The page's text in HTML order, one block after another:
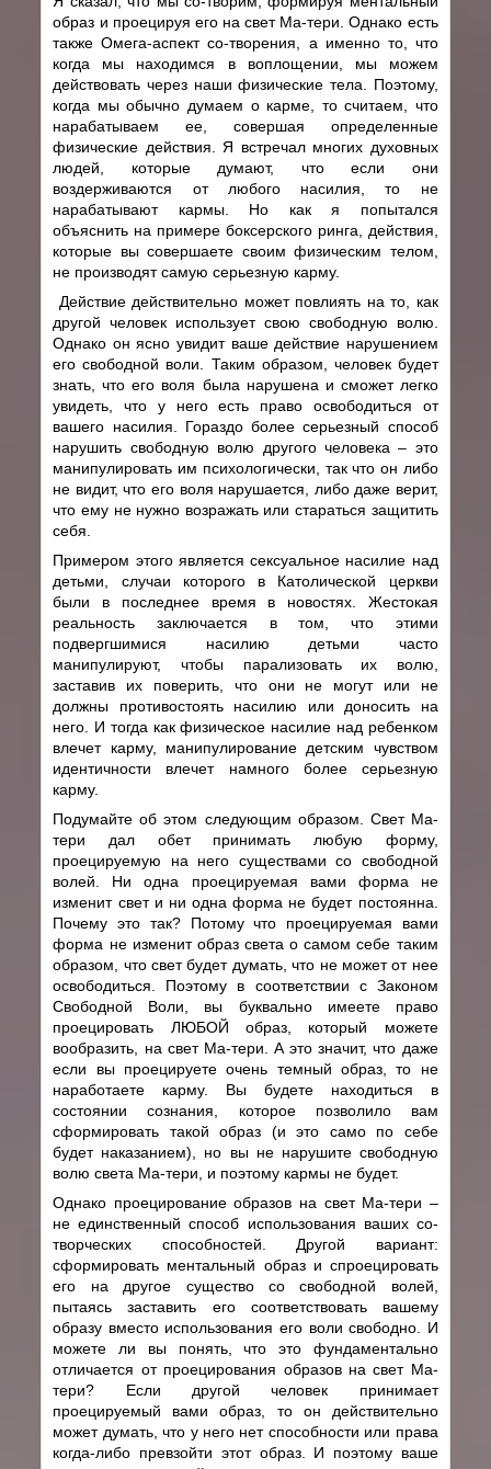
образ и проецируя его на свет Ма-тери. Однако есть
также Омега-аспект со-творения, а именно то, что
когда мы находимся в воплощении, мы можем
действовать через наши физические тела. Поэтому,
когда мы обычно думаем о карме, то считаем, что
нарабатываем ее, совершая определенные
физические действия. Я встречал многих духовных
людей, которые думают, что если они
воздерживаются от любого насилия, то не
нарабатывают кармы. Но как я попытался
объяснить на примере боксерского ринга, действия,
которые вы совершаете своим физическим телом,
не производят самую серьезную карму.
Действие действительно может повлиять на то, как
другой человек использует свою свободную волю.
Однако он ясно увидит ваше действие нарушением
его свободной воли. Таким образом, человек будет
знать, что его воля была нарушена и сможет легко
увидеть, что у него есть право освободиться от
вашего насилия. Гораздо более серьезный способ
нарушить свободную волю другого человека – это
манипулировать им психологически, так что он либо
не видит, что его воля нарушается, либо даже верит,
что ему не нужно возражать или стараться защитить
себя.
Примером этого является сексуальное насилие над
детьми, случаи которого в Католической церкви
были в последнее время в новостях. Жестокая
реальность заключается в том, что этими
подвергшимися насилию детьми часто
манипулируют, чтобы парализовать их волю,
заставив их поверить, что они не могут или не
должны противостоять насилию или доносить на
него. И тогда как физическое насилие над ребенком
влечет карму, манипулирование детским чувством
идентичности влечет намного более серьезную
карму.
Подумайте об этом следующим образом. Свет Ма-
тери дал обет принимать любую форму,
проецируемую на него существами со свободной
волей. Ни одна проецируемая вами форма не
изменит свет и ни одна форма не будет постоянна.
Почему это так? Потому что проецируемая вами
форма не изменит образ света о самом себе таким
образом, что свет будет думать, что не может от нее
освободиться. Поэтому в соответствии с Законом
Свободной Воли, вы буквально имеете право
проецировать ЛЮБОЙ образ, который можете
вообразить, на свет Ма-тери. А это значит, что даже
если вы проецируете очень темный образ, то не
наработаете карму. Вы будете находиться в
состоянии сознания, которое позволило вам
сформировать такой образ (и это само по себе
будет наказанием), но вы не нарушите свободную
волю света Ма-тери, и поэтому кармы не будет.
Однако проецирование образов на свет Ма-тери –
не единственный способ использования ваших со-
творческих способностей. Другой вариант:
сформировать ментальный образ и спроецировать
его на другое существо со свободной волей,
пытаясь заставить его соответствовать вашему
образу вместо использования его воли свободно. И
можете ли вы понять, что это фундаментально
отличается от проецирования образов на свет Ма-
тери? Если другой человек принимает
проецируемый вами образ, то он действительно
может думать, что у него нет способности или права
когда-либо превзойти этот образ. И поэтому ваше